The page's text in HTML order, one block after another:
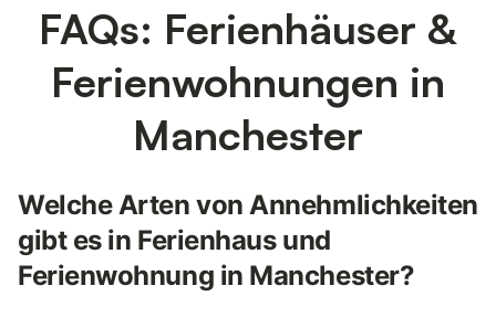
FAQs: Ferienhäuser &
Ferienwohnungen in
Manchester
Welche Arten von Annehmlichkeiten
gibt es in Ferienhaus und
Ferienwohnung in Manchester?